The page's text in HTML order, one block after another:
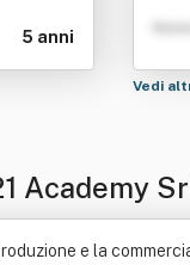
5 anni
Vedi
Academy
e la